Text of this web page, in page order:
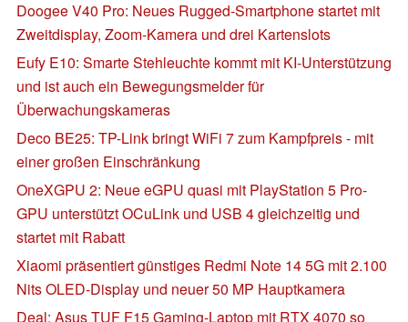
Doogee V40 Pro: Neues Rugged-Smartphone startet mit
Zweitdisplay, Zoom-Kamera und drei Kartenslots
Eufy E10: Smarte Stehleuchte kommt mit KI-Unterstützung
und ist auch ein Bewegungsmelder für
Überwachungskameras
Deco BE25: TP-Link bringt WiFi 7 zum Kampfpreis - mit
einer großen Einschränkung
OneXGPU 2: Neue eGPU quasi mit PlayStation 5 Pro-
GPU unterstützt OCuLink und USB 4 gleichzeitig und
startet mit Rabatt
Xiaomi präsentiert günstiges Redmi Note 14 5G mit 2.100
Nits OLED-Display und neuer 50 MP Hauptkamera
Deal: Asus TUF F15 Gaming-Laptop mit RTX 4070 so